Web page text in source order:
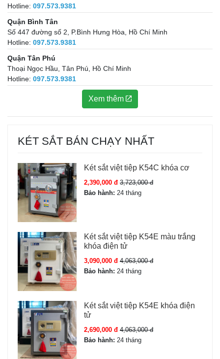
Hotline: 097.573.9381
Quận Bình Tân
Số 447 đường số 2, P.Bình Hưng Hòa, Hồ Chí Minh
Hotline: 097.573.9381
Quận Tân Phú
Thoại Ngọc Hầu, Tân Phú, Hồ Chí Minh
Hotline: 097.573.9381
Xem thêm
KÉT SẮT BÁN CHẠY NHẤT
Két sắt việt tiệp K54C khóa cơ
2,390,000 đ 3,723,000 đ
Bảo hành: 24 tháng
Két sắt việt tiệp K54E màu trắng
khóa điện tử
3,090,000 đ 4,063,000 đ
Bảo hành: 24 tháng
Két sắt việt tiệp K54E khóa điện
tử
2,690,000 đ 4,063,000 đ
Bảo hành: 24 tháng